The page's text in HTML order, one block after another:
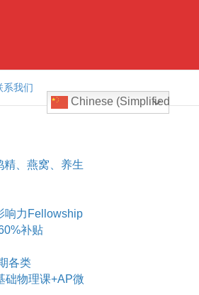
系我们
Chinese (Simplified)
精、燕窝、养生
响力Fellowship
补贴
各类
础物理课+AP微